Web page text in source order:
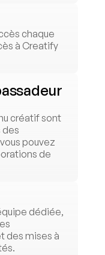
chaque
à Creatify
créatif sont
des
pouvez
de
dédiée,
des mises à